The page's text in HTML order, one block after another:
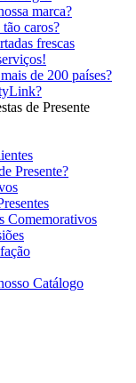
marca?
tão caros?
frescas
de 200 países?
de Presente
Presente?
Comemorativos
Catálogo